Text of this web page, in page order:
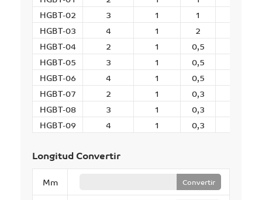
HGBT-02
3 1 1
HGBT-03
4 1 2
HGBT-04
2 1 0,5
HGBT-05
3 1 0,5
HGBT-06
4 1 0,5
HGBT-07
2 1 0,3
HGBT-08
3 1 0,3
HGBT-09
4 1 0,3
Longitud Convertir
Mm Convertir